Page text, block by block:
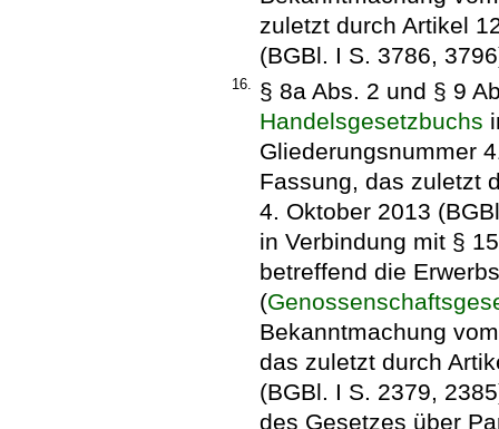
zuletzt durch Artikel
(BGBl. I S. 3786,
16.
§ 8a Abs. 2 und § 9
Handelsgesetzbuchs
Gliederungsnummer
Fassung, das zuletzt
4. Oktober 2013
in Verbindung mit §
betreffend die
(
Bekanntmachung
das zuletzt durch
(BGBl. I S. 2379,
des Gesetzes über